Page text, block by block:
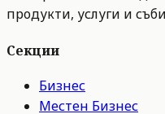
продукти, услуги и
Секции
Бизнес
Местен Бизнес